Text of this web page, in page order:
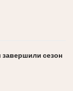
завершили сезон